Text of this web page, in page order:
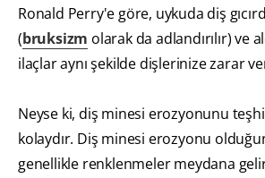
Ronald Perry'e göre, uykuda diş
(bruksizm olarak da adlandırılır) ve
ilaçlar aynı şekilde dişlerinize zarar
Neyse ki, diş minesi erozyonunu
kolaydır. Diş minesi erozyonu
genellikle renklenmeler meydana gelir